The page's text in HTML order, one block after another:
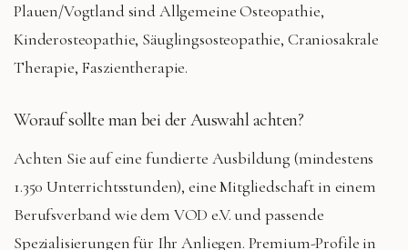
Plauen/VogtlandsindAllgemeine Osteopathie,
Kinderosteopathie, Säuglingsosteopathie, Craniosakrale
Therapie, Faszientherapie.
Worauf sollte man bei der Auswahl achten?
Achten Sie auf eine fundierte Ausbildung (mindestens
1.350 Unterrichtsstunden), eine Mitgliedschaft in einem
Berufsverband wie dem VOD e.V. und passende
Spezialisierungen für Ihr Anliegen. Premium-Profile in